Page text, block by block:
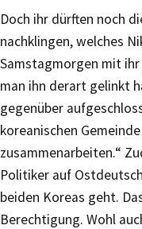
Doch ihr dürften noch
nachklingen, welches
Samstagmorgen mit
man ihn derart gelinkt
gegenüber
koreanischen
zusammenarbeiten.“
Politiker auf
beiden Koreas geht.
Berechtigung. Wohl